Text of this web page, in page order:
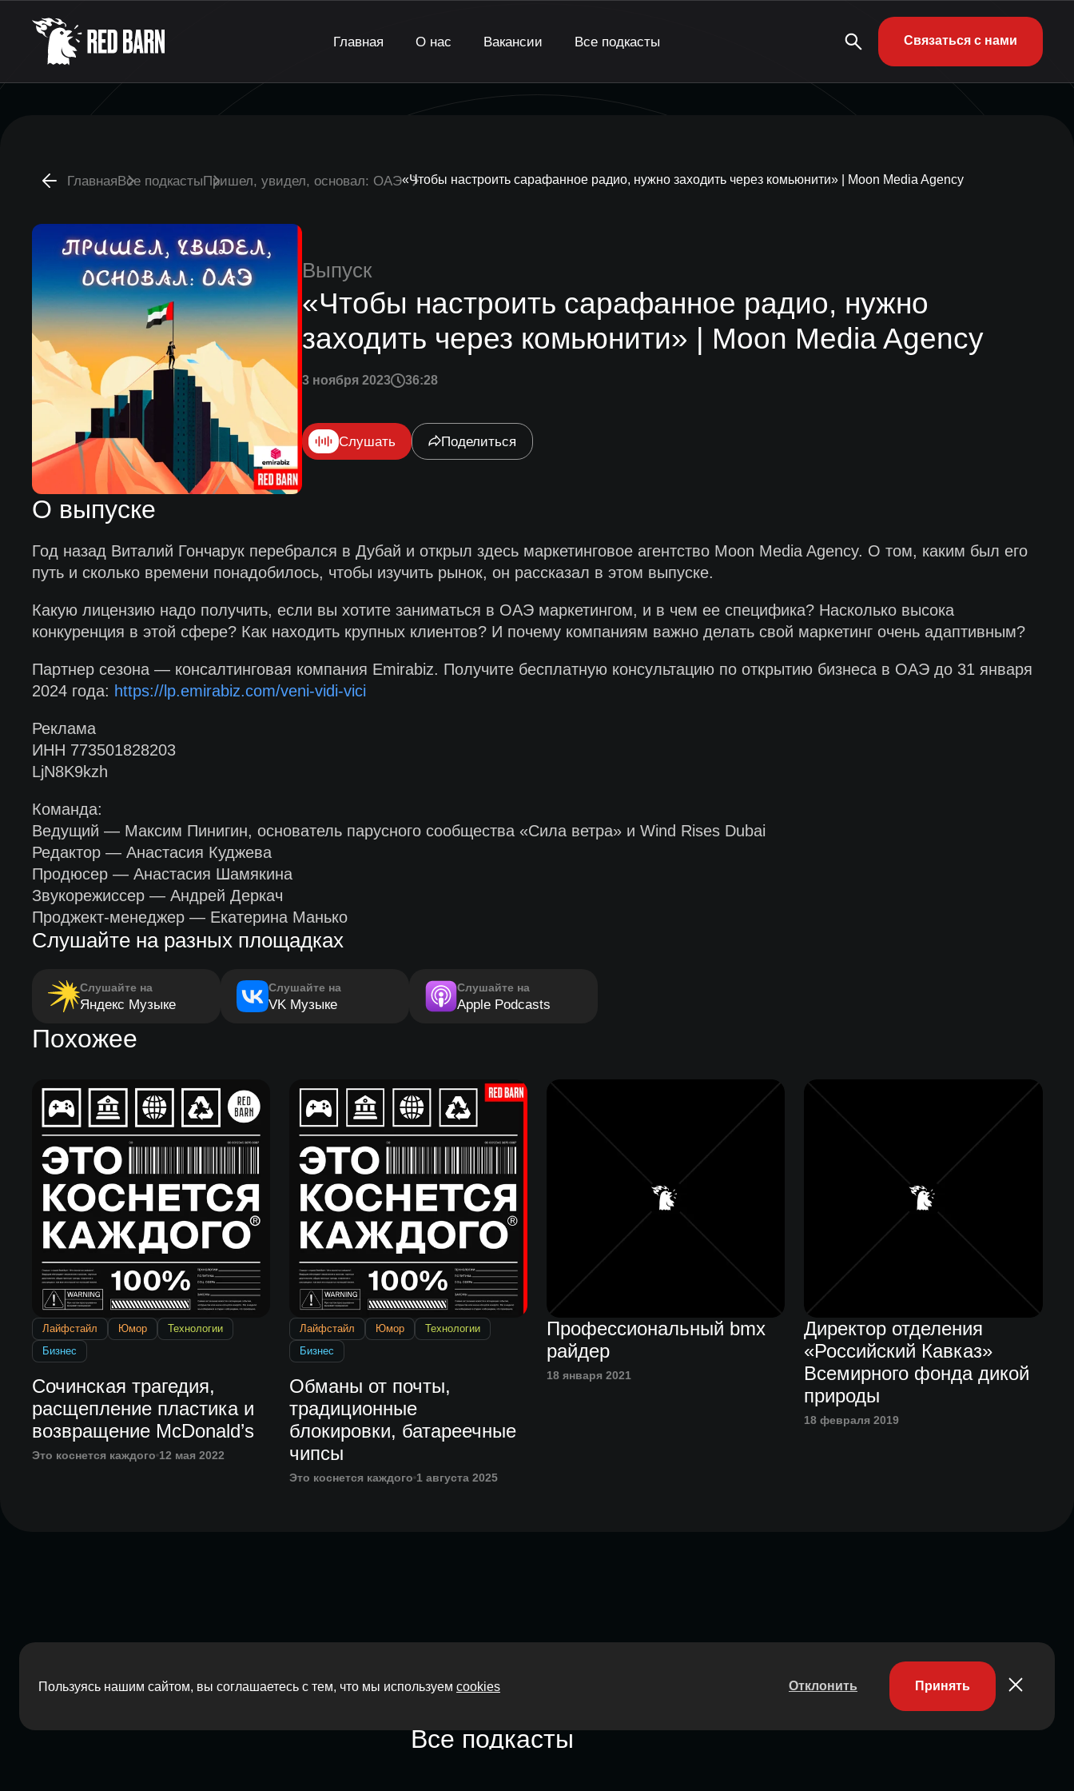
Главная О нас Вакансии Все подкасты Связаться с нами
ГлавнаяВсе подкастыПришел, увидел, основал: ОАЭ«Чтобы настроить сарафанное радио, нужно заходить через комьюнити» | Moon Media Agency
Выпуск
«Чтобы настроить сарафанное радио, нужно
заходить через комьюнити» | Moon Media Agency
3 ноября 2023 36:28
Слушать Поделиться
О выпуске
Год назад Виталий Гончарук перебрался в Дубай и открыл здесь маркетинговое агентство Moon Media Agency. О том, каким был его
путь и сколько времени понадобилось, чтобы изучить рынок, он рассказал в этом выпуске.
Какую лицензию надо получить, если вы хотите заниматься в ОАЭ маркетингом, и в чем ее специфика? Насколько высока
конкуренция в этой сфере? Как находить крупных клиентов? И почему компаниям важно делать свой маркетинг очень адаптивным?
Партнер сезона — консалтинговая компания Emirabiz. Получите бесплатную консультацию по открытию бизнеса в ОАЭ до 31 января
2024 года: https://lp.emirabiz.com/veni-vidi-vici
Реклама
ИНН 773501828203
LjN8K9kzh
Команда:
Ведущий — Максим Пинигин, основатель парусного сообщества «Сила ветра» и Wind Rises Dubai
Редактор — Анастасия Куджева
Продюсер — Анастасия Шамякина
Звукорежиссер — Андрей Деркач
Проджект-менеджер — Екатерина Манько
Слушайте на разных площадках
Слушайте на
Яндекс Музыке
Слушайте на
VK Музыке
Слушайте на
Apple Podcasts
Похожее
Лайфстайл Юмор
Технологии
Бизнес
Сочинская трагедия,
расщепление пластика и
возвращение McDonald’s
Это коснется каждого 12 мая 2022
Лайфстайл Юмор
Технологии
Бизнес
Обманы от почты,
традиционные
блокировки, батареечные
чипсы
Это коснется каждого 1 августа 2025
Профессиональный bmx
райдер
18 января 2021
Директор отделения
«Российский Кавказ»
Всемирного фонда дикой
природы
18 февраля 2019
Главная
Все подкасты
Пользуясь нашим сайтом, вы соглашаетесь с тем, что мы используем cookies Отклонить Принять